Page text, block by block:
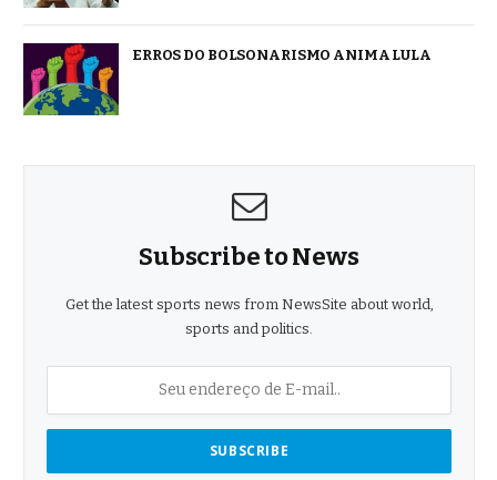
ERROS DO BOLSONARISMO ANIMA LULA
Subscribe to News
Get the latest sports news from NewsSite about world,
sports and politics.